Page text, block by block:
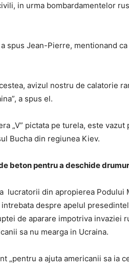
in urma bombardamentelor
spus Jean-Pierre, mentionand
avizul nostru de calatorie
a spus el.
„V” pictata pe turela, este
Bucha din regiunea Kiev.
beton pentru a deschide
lucratorii din apropierea Podului
intrebata despre apelul
de aparare impotriva invaziei
sa nu mearga in Ucraina.
„pentru a ajuta americanii sa ia